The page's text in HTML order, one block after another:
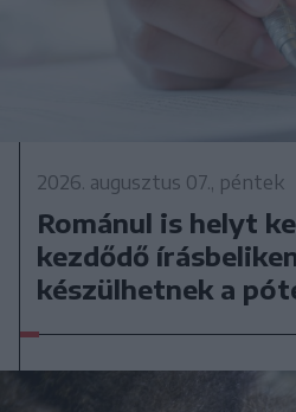
2026. augusztus 07., péntek
Románul is helyt
kezdődő
készülhetnek a